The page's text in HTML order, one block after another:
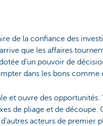
de la confiance des
que les affaires
d'un pouvoir de
dans les bons comme
ouvre des opportunités.
de pliage et de découpe.
acteurs de premier